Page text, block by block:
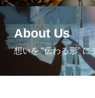
About Us
想いを “伝わる形” に